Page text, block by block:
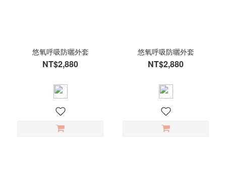
悠氧呼吸防曬外套
NT$2,880
悠氧呼吸防曬外套
NT$2,880